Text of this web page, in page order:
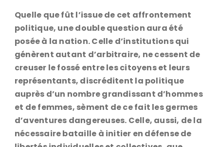
Quelle que fût l’issue de cet affrontement
politique, une double question aura été
posée à la nation. Celle d’institutions qui
génèrent autant d’arbitraire, ne cessent de
creuser le fossé entre les citoyens et leurs
représentants, discréditent la politique
auprès d’un nombre grandissant d’hommes
et de femmes, sèment de ce fait les germes
d’aventures dangereuses. Celle, aussi, de la
nécessaire bataille à initier en défense de